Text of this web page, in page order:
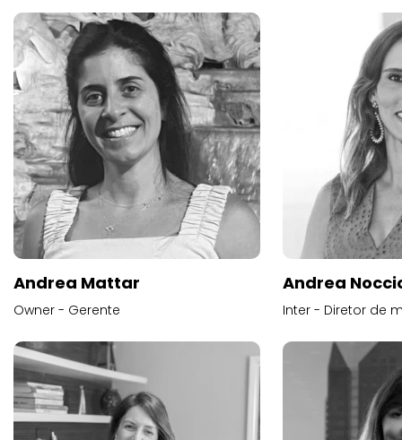
Andrea Mattar
Owner - Gerente
Andrea
Inter - Diretor de